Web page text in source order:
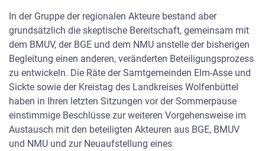
Formationen“ nach. Der jetzt veröffentlichte aktuelle
Fortschrittsbericht bietet eine Übersicht des
Forschungsstandes verschiedener Untersuchungen, die
durch das BMBF und das BMWi gefördert werden.
Die vollständige Veröffentlichung finden Sie hier:
Fortschrittsbericht des KIT zur „Entsorgung gefährlicher
Abfälle in tiefen geologischen Formationen“ im
Berichtszeitraum Juli-Dezember 2011
In der Gruppe der regionalen Akteure bestand aber
grundsätzlich die skeptische Bereitschaft, gemeinsam mit
dem BMUV, der BGE und dem NMU anstelle der bisherigen
Begleitung einen anderen, veränderten Beteiligungsprozess
zu entwickeln. Die Räte der Samtgemeinden Elm-Asse und
Sickte sowie der Kreistag des Landkreises Wolfenbüttel
haben in Ihren letzten Sitzungen vor der Sommerpause
einstimmige Beschlüsse zur weiteren Vorgehensweise im
Austausch mit den beteiligten Akteuren aus BGE, BMUV
und NMU und zur Neuaufstellung eines